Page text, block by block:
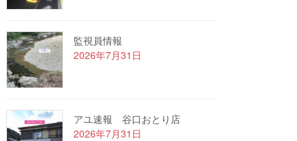
監視員情報
2026年7月31日
アユ速報 谷口おとり店
2026年7月31日